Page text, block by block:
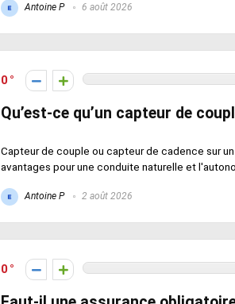
Antoine P 6 août 2026
0
Qu’est-ce qu’un capteur de
Capteur de couple ou capteur de cadence sur
avantages pour une conduite naturelle et
Antoine P 2 août 2026
0